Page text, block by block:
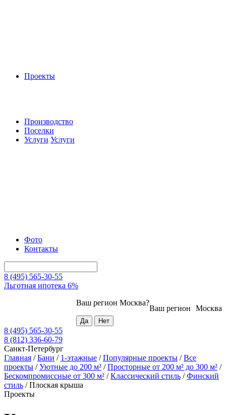
Проекты
Производство
Поселки
Услуги Услуги
Фото
Контакты
8 (495) 565-30-55
Льготная ипотека 6%
Москва
Ваш регион
Ваш регион Москва?
8 (495) 565-30-55
8 (812) 336-60-79
Санкт-Петербург
Главная /Бани / 1-этажные /Популярные проекты /Все
проекты /Уютные до 200 м² /Просторные от 200 м² до 300 м² /
Бескомпромиссные от 300 м² /Классический стиль /Финский
стиль /Плоская крыша
Проекты